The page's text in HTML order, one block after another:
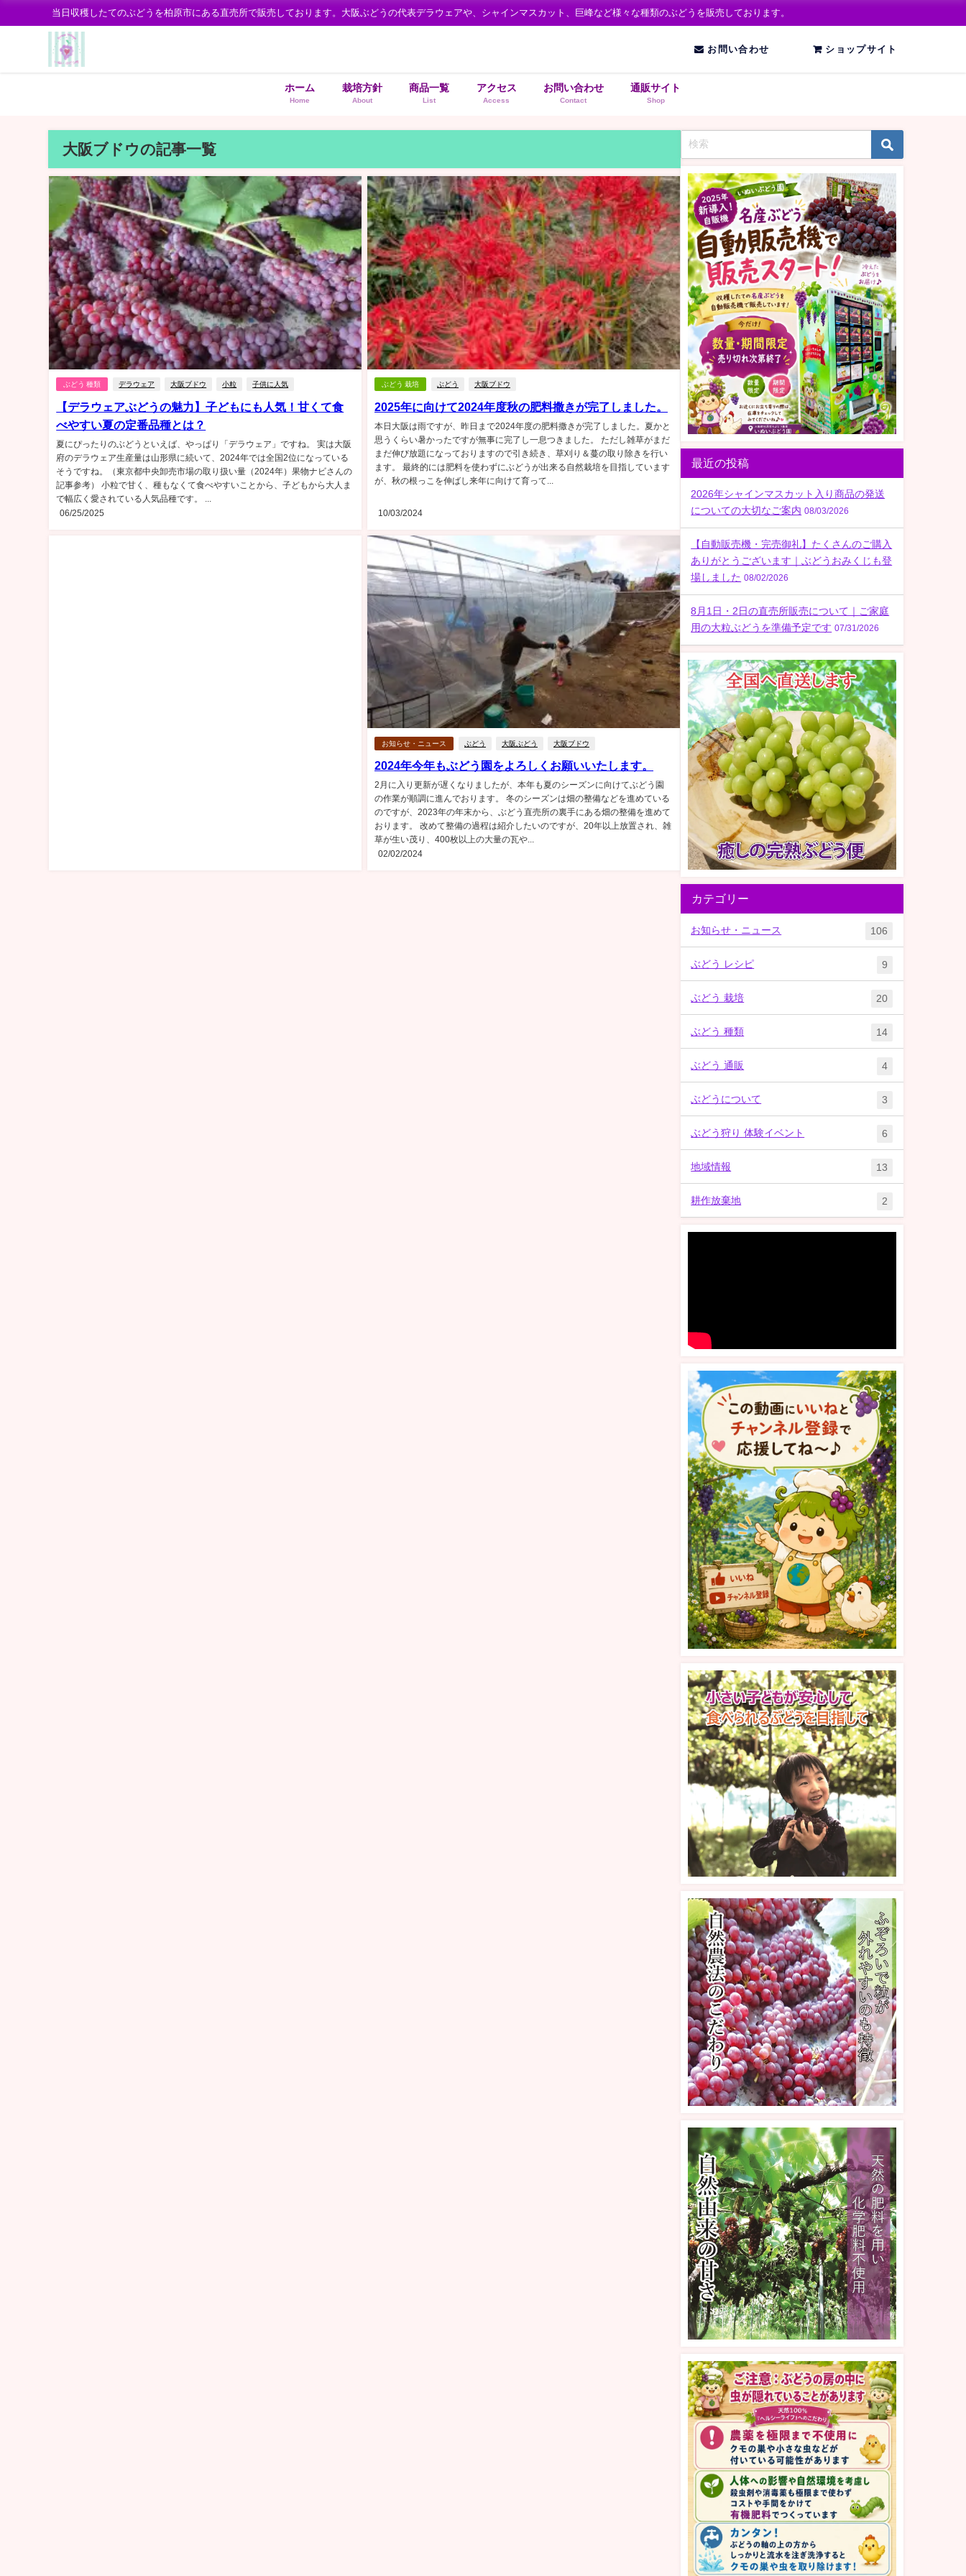
当日収穫したてのぶどうを柏原市にある直売所で販売しております。大阪ぶどうの代表デラウェアや、シャインマスカット、巨峰など様々な種類のぶどうを販売しております。
お問い合わせ ショップサイト
ホーム
Home
栽培方針
About
商品一覧
List
アクセス
Access
お問い合わせ
Contact
通販サイト
Shop
大阪ブドウの記事一覧
ぶどう 種類 デラウェア 大阪ブドウ 小粒 子供に人気
【デラウェアぶどうの魅力】子どもにも人気！甘くて食
べやすい夏の定番品種とは？
夏にぴったりのぶどうといえば、やっぱり「デラウェア」ですね。 実は大阪
府のデラウェア生産量は山形県に続いて、2024年では全国2位になっている
そうですね。（東京都中央卸売市場の取り扱い量（2024年）果物ナビさんの
記事参考） 小粒で甘く、種もなくて食べやすいことから、子どもから大人ま
で幅広く愛されている人気品種です。 ...
06/25/2025
ぶどう 栽培 ぶどう 大阪ブドウ
2025年に向けて2024年度秋の肥料撒きが完了しました。
本日大阪は雨ですが、昨日まで2024年度の肥料撒きが完了しました。夏かと
思うくらい暑かったですが無事に完了し一息つきました。 ただし雑草がまだ
まだ伸び放題になっておりますので引き続き、草刈り＆蔓の取り除きを行い
ます。 最終的には肥料を使わずにぶどうが出来る自然栽培を目指しています
が、秋の根っこを伸ばし来年に向けて育って...
10/03/2024
お知らせ・ニュース ぶどう 大阪ぶどう 大阪ブドウ
2024年今年もぶどう園をよろしくお願いいたします。
2月に入り更新が遅くなりましたが、本年も夏のシーズンに向けてぶどう園
の作業が順調に進んでおります。 冬のシーズンは畑の整備などを進めている
のですが、2023年の年末から、ぶどう直売所の裏手にある畑の整備を進めて
おります。 改めて整備の過程は紹介したいのですが、20年以上放置され、雑
草が生い茂り、400枚以上の大量の瓦や...
02/02/2024
最近の投稿
2026年シャインマスカット入り商品の発送
についての大切なご案内 08/03/2026
【自動販売機・完売御礼】たくさんのご購入
ありがとうございます｜ぶどうおみくじも登
場しました 08/02/2026
8月1日・2日の直売所販売について｜ご家庭
用の大粒ぶどうを準備予定です 07/31/2026
カテゴリー
お知らせ・ニュース 106
ぶどう レシピ 9
ぶどう 栽培 20
ぶどう 種類 14
ぶどう 通販 4
ぶどうについて 3
ぶどう狩り 体験イベント 6
地域情報 13
耕作放棄地 2